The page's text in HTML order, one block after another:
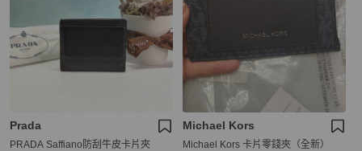
Prada
PRADA Saffiano防刮牛皮卡片夾
Michael Kors
Michael Kors 卡片零錢夾（全新）